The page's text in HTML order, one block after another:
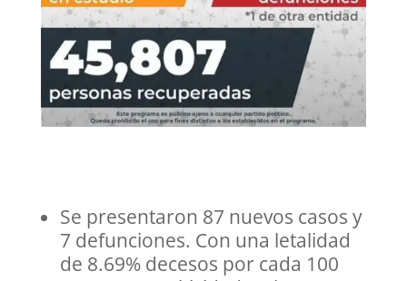
Se presentaron 87 nuevos casos y
7 defunciones. Con una letalidad
de 8.69% decesos por cada 100